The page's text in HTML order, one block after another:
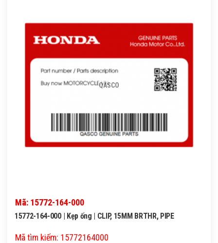
QASCO
Mã: 15772-164-000
15772-164-000 | Kẹp ống | CLIP, 15MM BRTHR, PIPE
Mã tìm kiếm: 15772164000